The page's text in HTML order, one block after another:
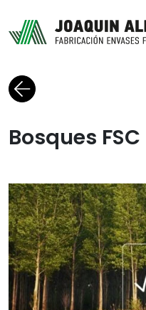
Volver al blog
Bosques FSC